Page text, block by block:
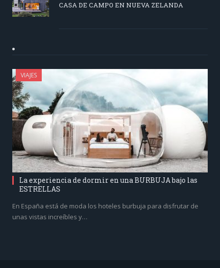
CASA DE CAMPO EN NUEVA ZELANDA
VIAJES
La experiencia de dormir en una BURBUJA bajo las
ESTRELLAS
En España está de moda los hoteles burbuja para disfrutar de
unas vistas increíbles y…